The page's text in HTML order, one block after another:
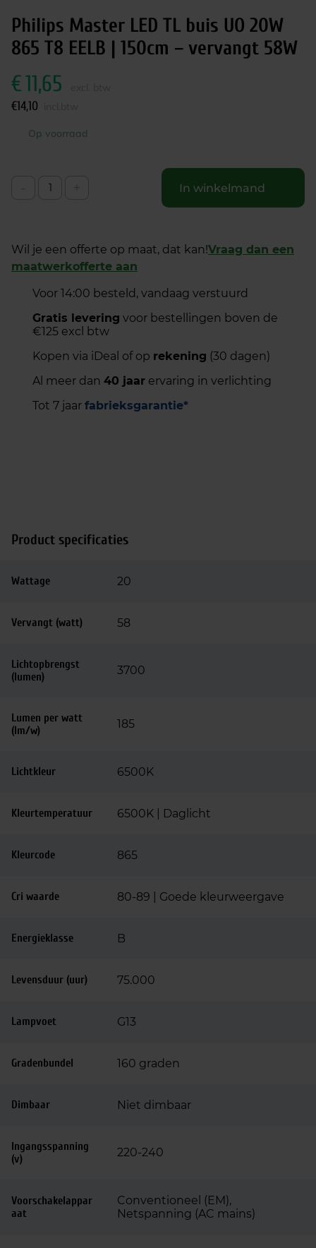
Philips Master LED TL buis UO 20W
865 T8 EELB | 150cm – vervangt 58W
€11,65
€14,10
Op voorraad
In winkelmand
Wil je een offerte op maat, dat kan!Vraag dan een
maatwerkofferte aan
Voor 14:00 besteld, vandaag verstuurd
Gratis levering voor bestellingen boven de
€125 excl btw
Kopen via iDeal of op rekening (30 dagen)
Al meer dan 40 jaar ervaring in verlichting
Tot 7 jaar fabrieksgarantie*
Product specificaties
Wattage 20
Vervangt (watt) 58
Lichtopbrengst
(lumen)
3700
Lumen per watt
(lm/w)
185
Lichtkleur 6500K
Kleurtemperatuur 6500K | Daglicht
Kleurcode 865
Cri waarde 80-89 | Goede kleurweergave
Energieklasse B
Levensduur (uur) 75.000
Lampvoet G13
Gradenbundel 160 graden
Dimbaar Niet dimbaar
Ingangsspanning
(v)
220-240
Voorschakelappar
aat
Conventioneel (EM),
Netspanning (AC mains)